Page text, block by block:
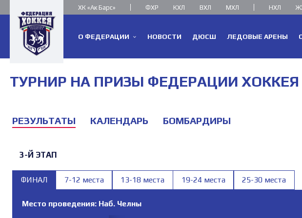
ХК «Ак Барс» ФХР КХЛ ВХЛ МХЛ НХЛ
О ФЕДЕРАЦИИ НОВОСТИ ДЮСШ ЛЕДОВЫЕ АРЕНЫ
ТУРНИР НА ПРИЗЫ ФЕДЕРАЦИИ ХОККЕЯ
РЕЗУЛЬТАТЫ КАЛЕНДАРЬ БОМБАРДИРЫ
3-Й ЭТАП
ФИНАЛ 7-12 места 13-18 места 19-24 места 25-30 места
Место проведения: Наб. Челны